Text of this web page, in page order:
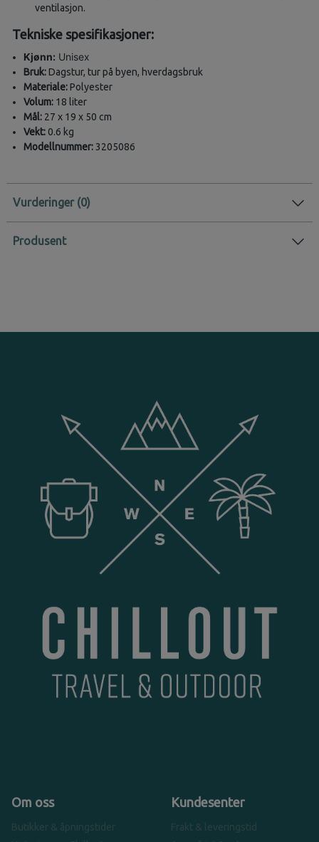
ventilasjon.
Tekniske spesifikasjoner:
Kjønn: Unisex
Bruk:Dagstur, tur på byen, hverdagsbruk
Materiale:Polyester
Volum: 18 liter
Mål: 27 x 19 x 50 cm
Vekt:0.6 kg
Modellnummer: 3205086
Vurderinger
Produsent
Om oss
Butikker & åpningstider
Kundesenter
Frakt & leveringstid